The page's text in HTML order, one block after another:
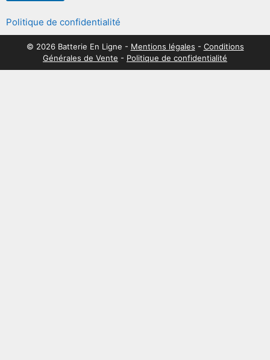
Politique de confidentialité
© 2026 Batterie En Ligne - Mentions légales - Conditions
Générales de Vente - Politique de confidentialité